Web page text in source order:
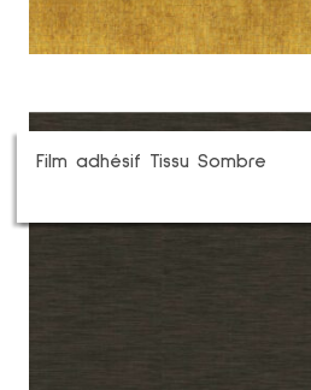
Film adhésif Tissu Sombre